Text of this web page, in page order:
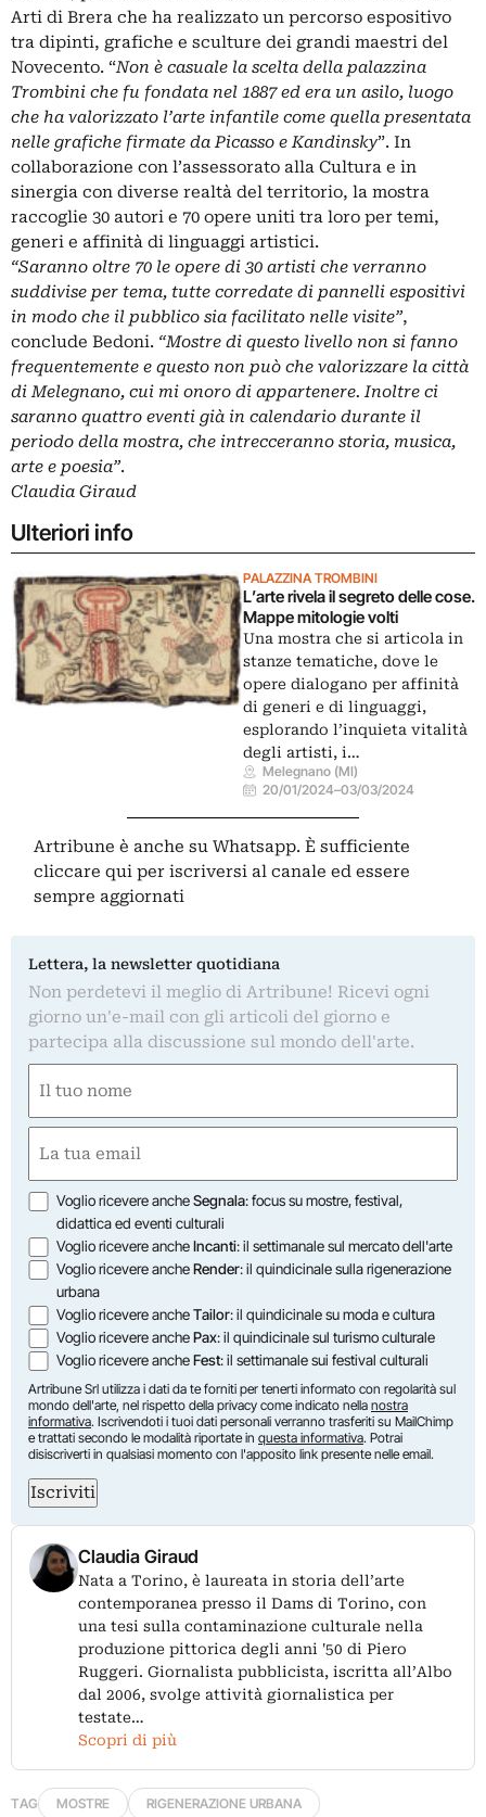
Arti di Brera che ha realizzato un percorso espositivo
tra dipinti, grafiche e sculture dei grandi maestri del
Novecento. “Non è casuale la scelta della palazzina
Trombini che fu fondata nel 1887 ed era un asilo, luogo
che ha valorizzato l’arte infantile come quella presentata
nelle grafiche firmate da Picasso e Kandinsky”. In
collaborazione con l’assessorato alla Cultura e in
sinergia con diverse realtà del territorio, la mostra
raccoglie 30 autori e 70 opere uniti tra loro per temi,
generi e affinità di linguaggi artistici.
“Saranno oltre 70 le opere di 30 artisti che verranno
suddivise per tema, tutte corredate di pannelli espositivi
in modo che il pubblico sia facilitato nelle visite”,
conclude Bedoni. “Mostre di questo livello non si fanno
frequentemente e questo non può che valorizzare la città
di Melegnano, cui mi onoro di appartenere. Inoltre ci
saranno quattro eventi già in calendario durante il
periodo della mostra, che intrecceranno storia, musica,
arte e poesia”.
Claudia Giraud
Ulteriori info
PALAZZINA TROMBINI
L’arte rivela il segreto delle cose.
Mappe mitologie volti
Una mostra che si articola in
stanze tematiche, dove le
opere dialogano per affinità
di generi e di linguaggi,
esplorando l’inquieta vitalità
degli artisti, i…
Melegnano (MI)
20/01/2024–03/03/2024
Artribune è anche su Whatsapp. È sufficiente
cliccare qui per iscriversi al canale ed essere
sempre aggiornati
Lettera, la newsletter quotidiana
Non perdetevi il meglio di Artribune! Ricevi ogni
giorno un'e-mail con gli articoli del giorno e
partecipa alla discussione sul mondo dell'arte.
(Required)
First
(Required)
Opzioni
Voglio ricevere ancheSegnala: focus su mostre, festival,
didattica ed eventi culturali
Voglio ricevere ancheIncanti: il settimanale sul mercato dell'arte
Voglio ricevere ancheRender: il quindicinale sulla rigenerazione
urbana
Voglio ricevere ancheTailor: il quindicinale su moda e cultura
Voglio ricevere anchePax: il quindicinale sul turismo culturale
Voglio ricevere ancheFest: il settimanale sui festival culturali
Artribune Srl utilizza i dati da te forniti per tenerti informato con regolarità sul
mondo dell'arte, nel rispetto della privacy come indicato nella nostra
informativa. Iscrivendoti i tuoi dati personali verranno trasferiti su MailChimp
e trattati secondo le modalità riportate in questa informativa. Potrai
disiscriverti in qualsiasi momento con l'apposito link presente nelle email.
Iscriviti
Claudia Giraud
Nata a Torino, è laureata in storia dell’arte
contemporanea presso il Dams di Torino, con
una tesi sulla contaminazione culturale nella
produzione pittorica degli anni '50 di Piero
Ruggeri. Giornalista pubblicista, iscritta all’Albo
dal 2006, svolge attività giornalistica per
testate…
Scopri di più
TAG MOSTRE RIGENERAZIONE URBANA